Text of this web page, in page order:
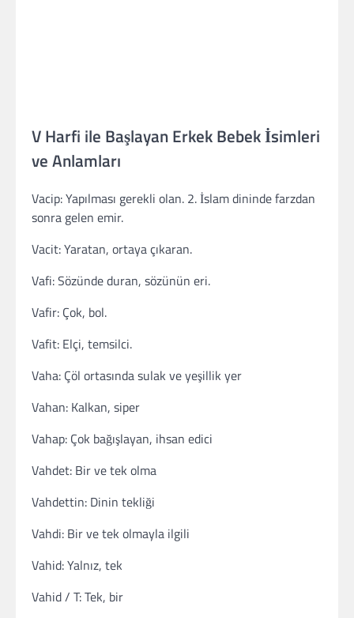
V Harfi ile Başlayan Erkek Bebek İsimleri
ve Anlamları
Vacip: Yapılması gerekli olan. 2. İslam dininde farzdan
sonra gelen emir.
Vacit: Yaratan, ortaya çıkaran.
Vafi: Sözünde duran, sözünün eri.
Vafir: Çok, bol.
Vafit: Elçi, temsilci.
Vaha: Çöl ortasında sulak ve yeşillik yer
Vahan: Kalkan, siper
Vahap: Çok bağışlayan, ihsan edici
Vahdet: Bir ve tek olma
Vahdettin: Dinin tekliği
Vahdi: Bir ve tek olmayla ilgili
Vahid: Yalnız, tek
Vahid / T: Tek, bir